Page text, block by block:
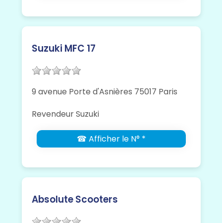
Suzuki MFC 17
9 avenue Porte d'Asnières 75017 Paris
Revendeur Suzuki
☎ Afficher le N° *
Absolute Scooters